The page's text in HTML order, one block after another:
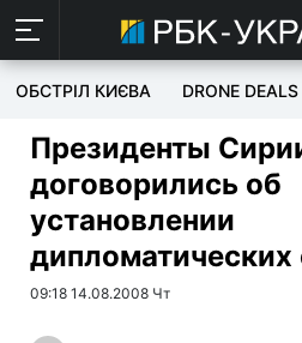
ОБСТРІЛ КИЄВА DRONE DEALS
Президенты
договорились об
установлении
09:18 14.08.2008 Чт